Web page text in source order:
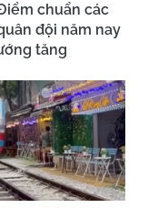
chuẩn các
đội năm nay
tăng